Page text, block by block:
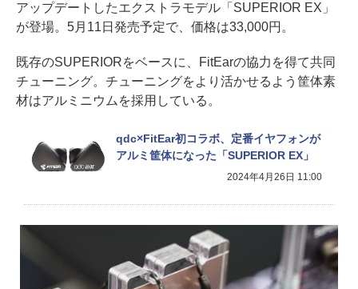
アップデートしたエクストラモデル「SUPERIOR EX」
が登場。5月11日発売予定で、価格は33,000円。
既存のSUPERIORをベースに、FitEarの協力を得て共同
チューニング。チューニングをより活かせるよう筐体素
材はアルミニウムを採用している。
qdc×FitEar初コラボ、定番イヤフォンが
アルミ筐体になった「SUPERIOR EX」
2024年4月26日 11:00